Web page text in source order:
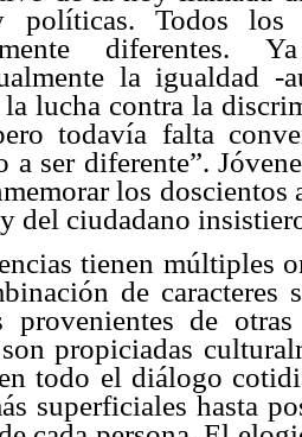
políticas. Todos los
la igualdad -
lucha contra la
todavía falta
a ser diferente”.
los doscientos
del ciudadano
tienen múltiples
de caracteres
provenientes de
propiciadas
todo el diálogo
superficiales hasta